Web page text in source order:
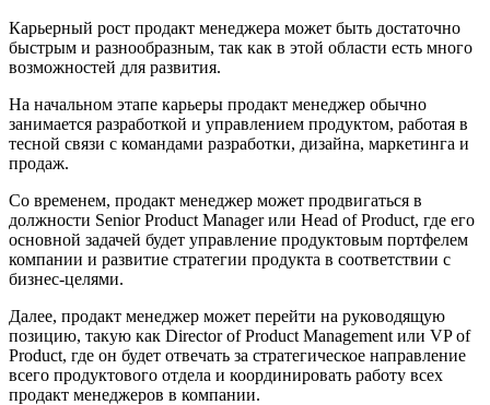
Карьерный рост продакт менеджера может быть достаточно
быстрым и разнообразным, так как в этой области есть много
возможностей для развития.
На начальном этапе карьеры продакт менеджер обычно
занимается разработкой и управлением продуктом, работая в
тесной связи с командами разработки, дизайна, маркетинга и
продаж.
Со временем, продакт менеджер может продвигаться в
должности Senior Product Manager или Head of Product, где его
основной задачей будет управление продуктовым портфелем
компании и развитие стратегии продукта в соответствии с
бизнес-целями.
Далее, продакт менеджер может перейти на руководящую
позицию, такую как Director of Product Management или VP of
Product, где он будет отвечать за стратегическое направление
всего продуктового отдела и координировать работу всех
продакт менеджеров в компании.